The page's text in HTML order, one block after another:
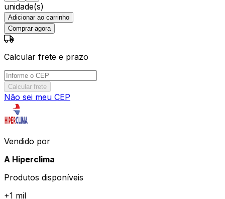
unidade(s)
Adicionar ao carrinho
Comprar agora
Calcular frete e prazo
Calcular frete
Não sei meu CEP
Vendido por
A Hiperclima
Produtos disponíveis
+1 mil